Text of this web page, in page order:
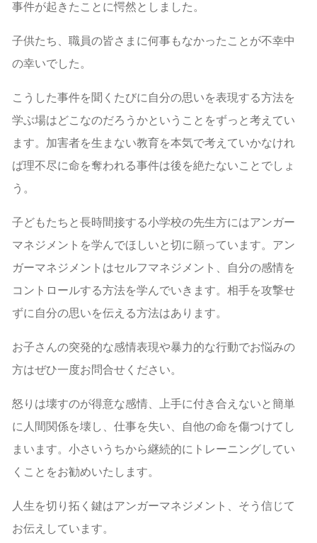
事件が起きたことに愕然としました。
子供たち、職員の皆さまに何事もなかったことが不幸中
の幸いでした。
こうした事件を聞くたびに自分の思いを表現する方法を
学ぶ場はどこなのだろうかということをずっと考えてい
ます。加害者を生まない教育を本気で考えていかなけれ
ば理不尽に命を奪われる事件は後を絶たないことでしょ
う。
子どもたちと長時間接する小学校の先生方にはアンガー
マネジメントを学んでほしいと切に願っています。アン
ガーマネジメントはセルフマネジメント、自分の感情を
コントロールする方法を学んでいきます。相手を攻撃せ
ずに自分の思いを伝える方法はあります。
お子さんの突発的な感情表現や暴力的な行動でお悩みの
方はぜひ一度お問合せください。
怒りは壊すのが得意な感情、上手に付き合えないと簡単
に人間関係を壊し、仕事を失い、自他の命を傷つけてし
まいます。小さいうちから継続的にトレーニングしてい
くことをお勧めいたします。
人生を切り拓く鍵はアンガーマネジメント、そう信じて
お伝えしています。